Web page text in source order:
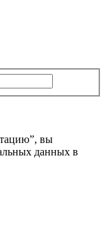
вы
данных в